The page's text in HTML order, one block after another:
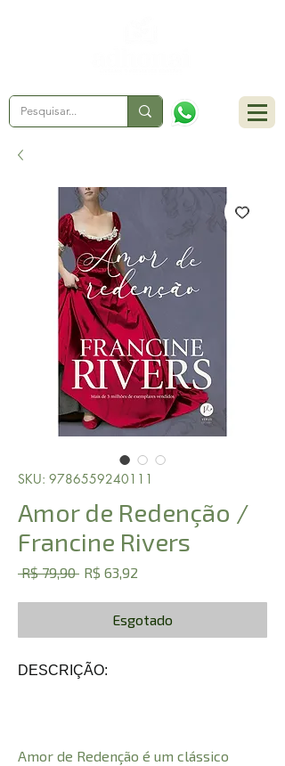
SKU: 9786559240111
Amor de Redenção /
Francine Rivers
R$ 79,90 Preço
R$ 63,92
Esgotado
DESCRIÇÃO:
Amor de Redenção é um clássico